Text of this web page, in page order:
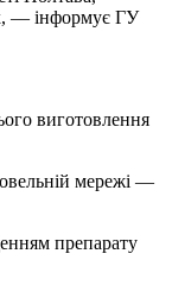
— інформує ГУ
виготовлення
мережі —
препарату